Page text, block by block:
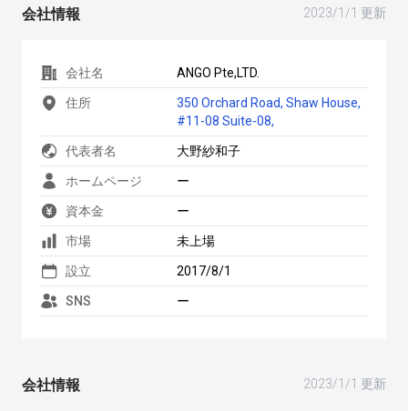
会社情報 2023/1/1 更新
会社名 ANGO Pte,LTD.
住所
350 Orchard Road, Shaw House,
#11-08 Suite-08,
代表者名 大野紗和子
ホームページ ー
資本金 ー
市場 未上場
設立 2017/8/1
SNS ー
会社情報 2023/1/1 更新